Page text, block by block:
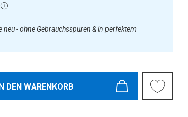
neu - ohne Gebrauchsspuren & in perfektem
IN DEN WARENKORB